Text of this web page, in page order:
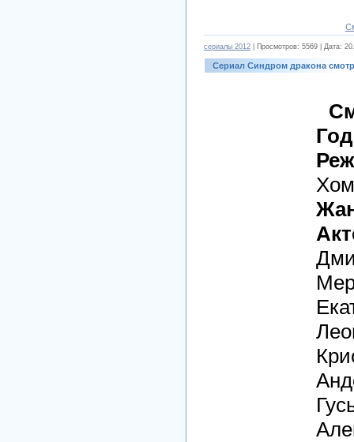
cериалы 2012 | Просмотров: 5569 | Дата:
Сериал Синдром дракона